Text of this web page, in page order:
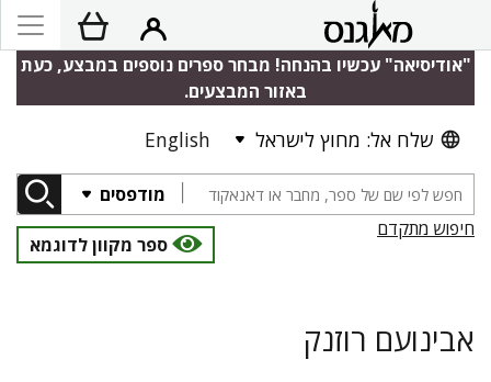
"אודיסיאה" עכשיו בהנחה! מבחר ספרים נוספים במבצע, כעת
באזור המבצעים.
שלח אל: מחוץ לישראל English
מודפסים
חיפוש מתקדם
ספר מקוון לדוגמא
אבינועם רוזנק